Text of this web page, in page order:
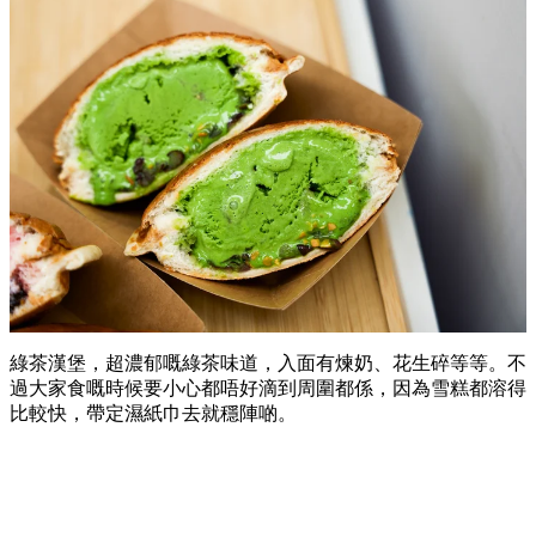
綠茶漢堡，超濃郁嘅綠茶味道，入面有煉奶、花生碎等等。不
過大家食嘅時候要小心都唔好滴到周圍都係，因為雪糕都溶得
比較快，帶定濕紙巾去就穩陣啲。